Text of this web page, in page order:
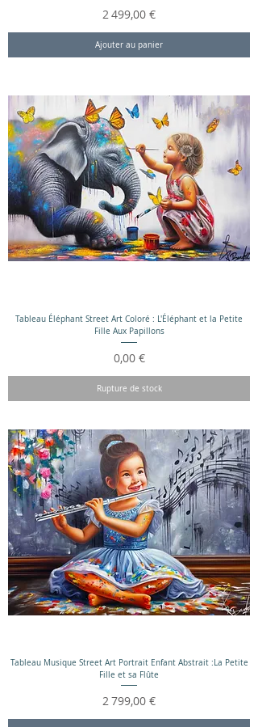
Prix
2 499,00 €
Ajouter au panier
Tableau Éléphant Street Art Coloré : L'Éléphant et la Petite
Fille Aux Papillons
Prix
0,00 €
Rupture de stock
Tableau Musique Street Art Portrait Enfant Abstrait :La Petite
Fille et sa Flûte
Prix
2 799,00 €